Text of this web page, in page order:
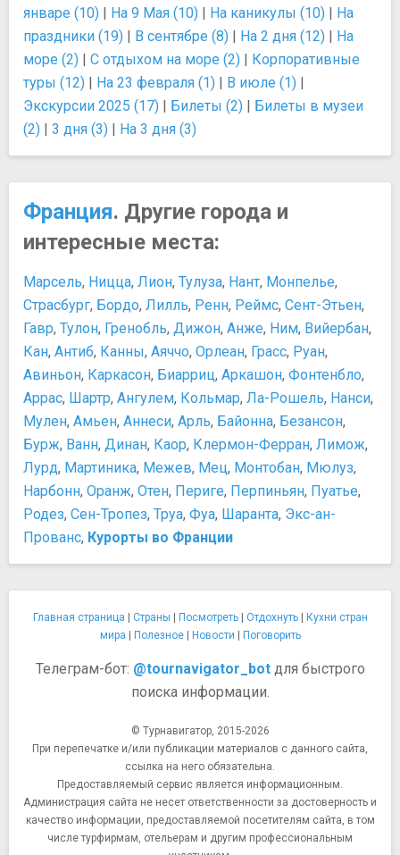
январе (10) | На 9 Мая (10) | На каникулы (10) | На
праздники (19) | В сентябре (8) | На 2 дня (12) | На
море (2) | С отдыхом на море (2) | Корпоративные
туры (12) | На 23 февраля (1) | В июле (1) |
Экскурсии 2025 (17) | Билеты (2) | Билеты в музеи
(2) | 3 дня (3) | На 3 дня (3)
Франция. Другие города и
интересные места:
Марсель, Ницца, Лион, Тулуза, Нант, Монпелье,
Страсбург, Бордо, Лилль, Ренн, Реймс, Сент-Этьен,
Гавр, Тулон, Гренобль, Дижон, Анже, Ним, Вийербан,
Кан, Антиб, Канны, Аяччо, Орлеан, Грасс, Руан,
Авиньон, Каркасон, Биарриц, Аркашон, Фонтенбло,
Аррас, Шартр, Ангулем, Кольмар, Ла-Рошель, Нанси,
Мулен, Амьен, Аннеси, Арль, Байонна, Безансон,
Бурж, Ванн, Динан, Каор, Клермон-Ферран, Лимож,
Лурд, Мартиника, Межев, Мец, Монтобан, Мюлуз,
Нарбонн, Оранж, Отен, Периге, Перпиньян, Пуатье,
Родез, Сен-Тропез, Труа, Фуа, Шаранта, Экс-ан-
Прованс, Курорты во Франции
Главная страница Страны Посмотреть| Отдохнуть|
Кухни стран
мира
Полезное| Новости Поговорить
Телеграм-бот: @tournavigator_botдля быстрого
поиска информации.
© Турнавигатор, 2015-2026
При перепечатке и/или публикации материалов с данного сайта,
ссылка на него обязательна.
Предоставляемый сервис является информационным.
Администрация сайта не несет ответственности за достоверность и
качество информации, предоставляемой посетителям сайта, в том
числе турфирмам, отельерам и другим профессиональным